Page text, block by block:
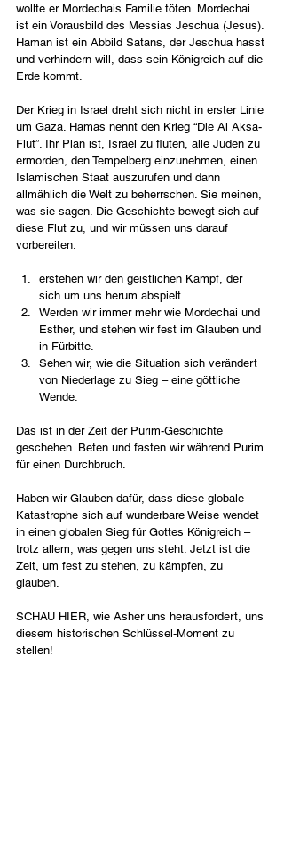
wollte er Mordechais Familie töten. Mordechai
ist ein Vorausbild des Messias Jeschua (Jesus).
Haman ist ein Abbild Satans, der Jeschua hasst
und verhindern will, dass sein Königreich auf die
Erde kommt.
Der Krieg in Israel dreht sich nicht in erster Linie
um Gaza. Hamas nennt den Krieg “Die Al Aksa-
Flut”. Ihr Plan ist, Israel zu fluten, alle Juden zu
ermorden, den Tempelberg einzunehmen, einen
Islamischen Staat auszurufen und dann
allmählich die Welt zu beherrschen. Sie meinen,
was sie sagen. Die Geschichte bewegt sich auf
diese Flut zu, und wir müssen uns darauf
vorbereiten.
erstehen wir den geistlichen Kampf, der
sich um uns herum abspielt.
Werden wir immer mehr wie Mordechai und
Esther, und stehen wir fest im Glauben und
in Fürbitte.
Sehen wir, wie die Situation sich verändert
von Niederlage zu Sieg – eine göttliche
Wende.
Das ist in der Zeit der Purim-Geschichte
geschehen. Beten und fasten wir während Purim
für einen Durchbruch.
Haben wir Glauben dafür, dass diese globale
Katastrophe sich auf wunderbare Weise wendet
in einen globalen Sieg für Gottes Königreich –
trotz allem, was gegen uns steht. Jetzt ist die
Zeit, um fest zu stehen, zu kämpfen, zu
glauben.
SCHAU HIER, wie Asher uns herausfordert, uns
diesem historischen Schlüssel-Moment zu
stellen!